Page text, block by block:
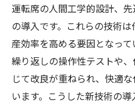
運転席の人間工学的設計、
の導入です。これらの技術
産効率を高める要因となっ
繰り返しの操作性テストや
じて改良が重ねられ、快適
います。こうした新技術の